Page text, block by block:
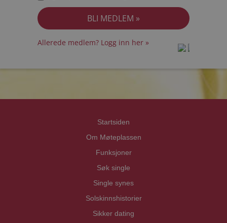
Allerede medlem? Logg inn her »
Startsiden
Om Møteplassen
Funksjoner
Søk single
Single synes
Solskinnshistorier
Sikker dating